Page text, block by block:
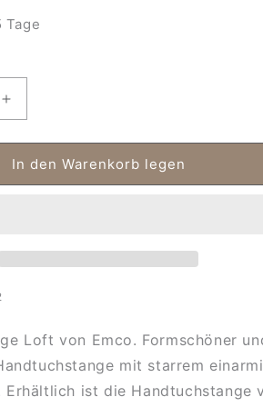
Tage
Erhöhe
die
Menge
für
Emco
In den Warenkorb legen
Loft von Emco. Formschöner
mit starrem
Erhältlich ist die Handtuchstange